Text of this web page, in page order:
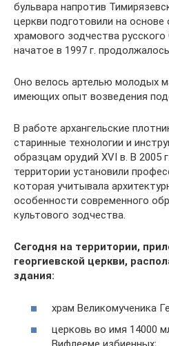
бульвара напротив
церкви подготовили на основе
храмового зодчества
начатое в 1997 г.
Оно велось артелью молодых
имеющих опыт возведения
В работе архангельские
старинные технологии и
образцам орудий XVI в. В 2005
территории установили
которая учитывала
особенности современного
культового зодчества.
Сегодня на территории,
георгиевской церкви,
здания:
храм Великомученика
церковь во имя 14000